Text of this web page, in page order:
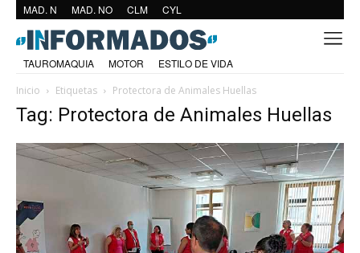
MAD. N MAD. NO CLM CYL
TAUROMAQUIA MOTOR
ESTILO DE VIDA
Inicio
Etiquetas Protectora de Animales Huellas
Tag: Protectora de Animales Huellas